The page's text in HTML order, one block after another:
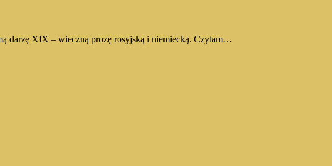
darzę XIX – wieczną prozę rosyjską i niemiecką. Czytam…